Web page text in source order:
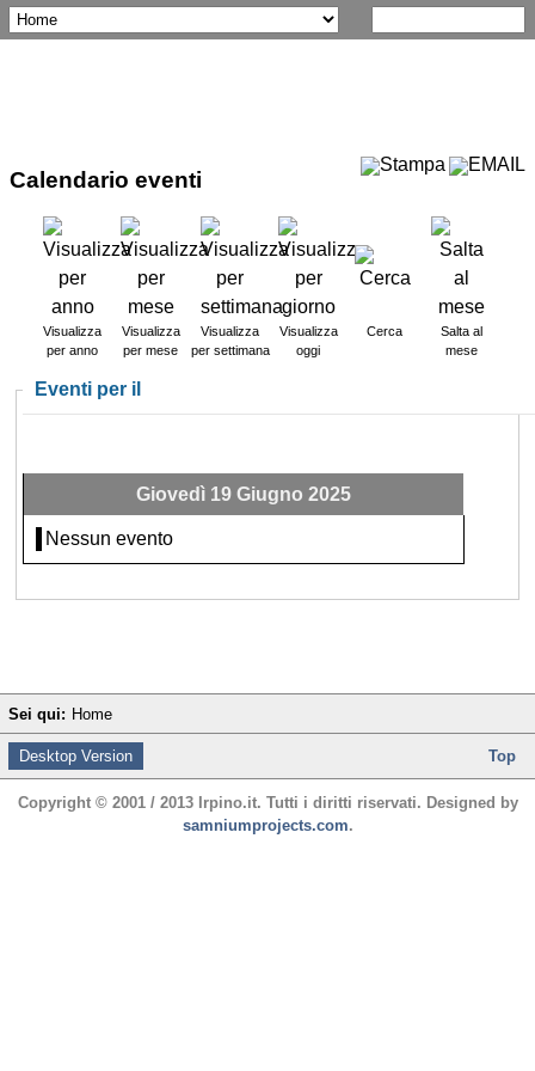
Calendario eventi
Visualizza
per anno
Visualizza
per mese
Visualizza
per settimana
Visualizza
oggi
Cerca
Salta al
mese
Eventi per il
Giovedì 19 Giugno 2025
Nessun evento
Sei qui: Home
Desktop Version Top
Copyright © 2001 / 2013 Irpino.it. Tutti i diritti riservati. Designed by
samniumprojects.com.